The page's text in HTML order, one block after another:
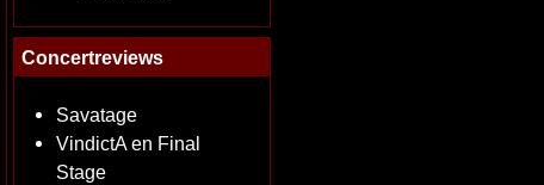
Concertreviews
Savatage
VindictA en Final
Stage